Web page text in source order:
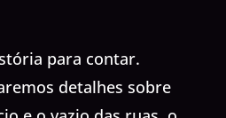
para contar.
detalhes sobre